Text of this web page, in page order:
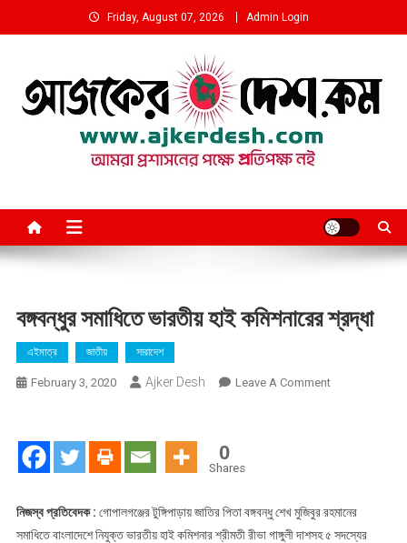
to
Friday, August 07, 2026 Admin Login
বঙ্গবন্ধুর সমাধিতে ভারতীয় হাই কমিশনারের শ্রদ্ধা
এইমাত্র জাতীয় সারাদেশ
February 3, 2020 Ajker Desh Leave A CommentOn
শ্রদ্ধা
0
Shares
নিজস্ব প্রতিবেদক : গোপালগঞ্জের টুঙ্গিপাড়ায় জাতির পিতা বঙ্গবন্ধু শেখ মুজিবুর রহমানের
সমাধিতে বাংলাদেশে নিযুক্ত ভারতীয় হাই কমিশনার শ্রীমতী রীভা গাঙ্গুলী দাশসহ ৫ সদস্যের